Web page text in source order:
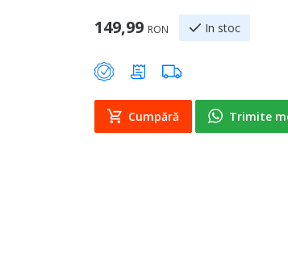
149,99 RON In stoc
Cumpără Trimite